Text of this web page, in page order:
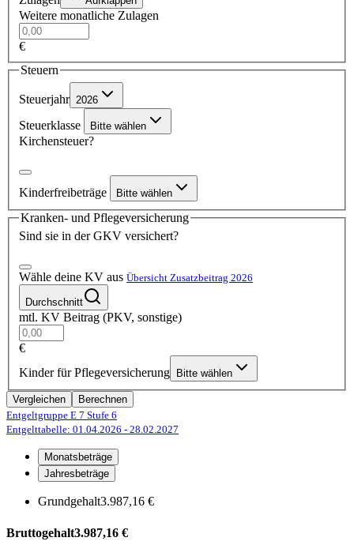
Weitere monatliche Zulagen
€
Steuern
Steuerjahr 2026
Steuerklasse Bitte wählen
Kirchensteuer?
Kinderfreibeträge Bitte wählen
Kranken- und Pflegeversicherung
Sind sie in der GKV versichert?
Wähle deine KV aus Übersicht Zusatzbeitrag 2026
Durchschnitt
mtl. KV Beitrag (PKV, sonstige)
€
Kinder für Pflegeversicherung
Bitte wählen
Vergleichen
Berechnen
Entgeltgruppe E 7 Stufe 6
Entgelttabelle: 01.04.2026 - 28.02.2027
Monatsbeträge
Jahresbeträge
Grundgehalt3.987,16 €
Bruttogehalt3.987,16 €